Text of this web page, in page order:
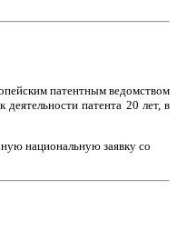
патентным ведомством
патента 20 лет, в
национальную заявку со